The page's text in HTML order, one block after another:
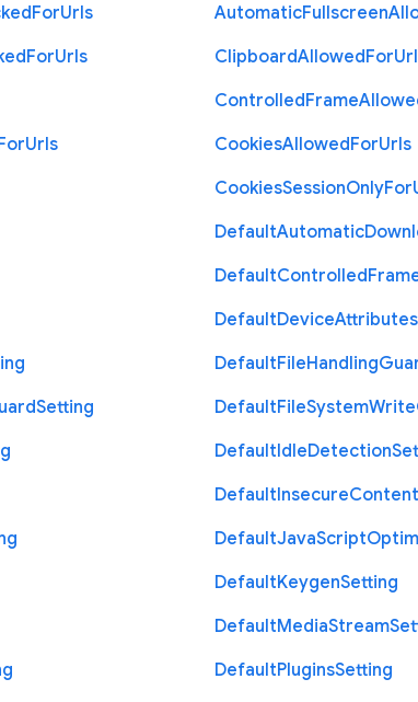
ForUrls AutomaticFullscreen
ForUrls ClipboardAllowedFor
ControlledFrame
Urls CookiesAllowedForUrls
CookiesSessionOnlyFor
DefaultAutomatic
DefaultControlled
DefaultDeviceAttributes
DefaultFileHandling
Setting DefaultFileSystemWrite
DefaultIdleDetection
DefaultInsecureContent
DefaultJavaScript
DefaultKeygenSetting
DefaultMediaStream
DefaultPluginsSetting